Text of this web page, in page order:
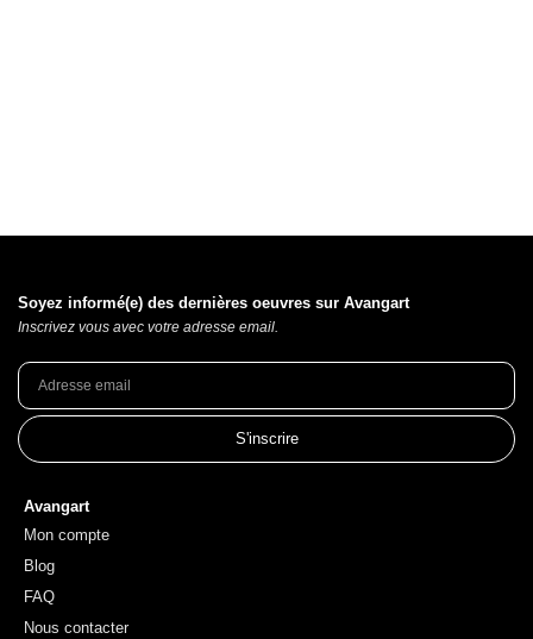
Avangart
Mon compte
Blog
FAQ
Nous contacter
Soyez informé(e) des dernières oeuvres sur Avangart
Inscrivez vous avec votre adresse email.
S'inscrire